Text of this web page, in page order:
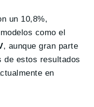
un 10,8%,
como el
, aunque gran parte
de estos resultados
en